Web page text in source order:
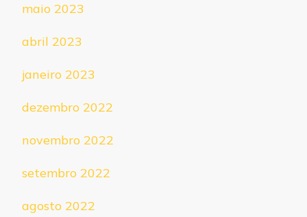
maio 2023
abril 2023
janeiro 2023
dezembro 2022
novembro 2022
setembro 2022
agosto 2022